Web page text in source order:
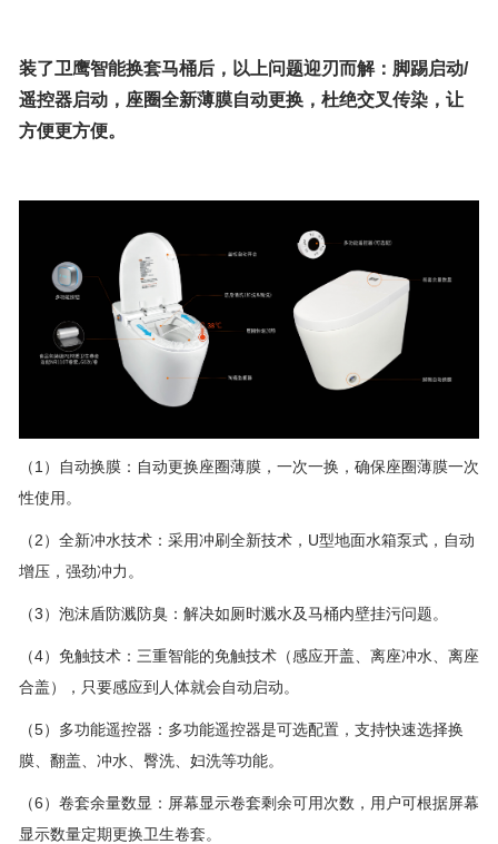
装了卫鹰智能换套马桶后，以上问题迎刃而解：脚踢启动/
遥控器启动，座圈全新薄膜自动更换，杜绝交叉传染，让
方便更方便。
（1）自动换膜：自动更换座圈薄膜，一次一换，确保座圈薄膜一次
性使用。
（2）全新冲水技术：采用冲刷全新技术，U型地面水箱泵式，自动
增压，强劲冲力。
（3）泡沫盾防溅防臭：解决如厕时溅水及马桶内壁挂污问题。
（4）免触技术： 三重智能的免触技术（感应开盖、离座冲水、离座
合盖），只要感应到人体就会自动启动。
（5）多功能遥控器：多功能遥控器是可选配置，支持快速选择换
膜、翻盖、冲水、臀洗、妇洗等功能。
（6）卷套余量数显：屏幕显示卷套剩余可用次数，用户可根据屏幕
显示数量定期更换卫生卷套。